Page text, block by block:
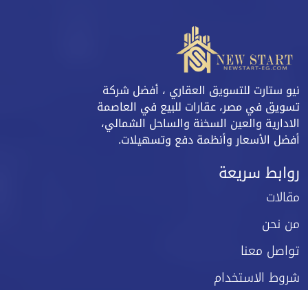
نيو ستارت للتسويق العقاري ، أفضل شركة
تسويق في مصر، عقارات للبيع في العاصمة
الادارية والعين السخنة والساحل الشمالي،
أفضل الأسعار وأنظمة دفع وتسهيلات.
روابط سريعة
مقالات
من نحن
تواصل معنا
شروط الاستخدام